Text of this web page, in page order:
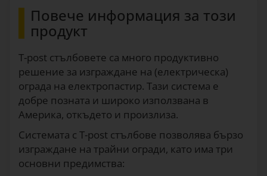
Повече информация за този
продукт
T-post стълбовете са много продуктивно
решение за изграждане на (електрическа)
ограда на електропастир. Тази система е
добре позната и широко използвана в
Америка, откъдето и произлиза.
Системата с T-post стълбове позволява бързо
изграждане на трайни огради, като има три
основни предимства: